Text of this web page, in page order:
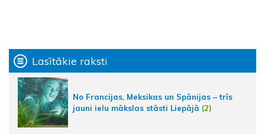
Lasītākie raksti
No Francijas, Meksikas un Spānijas – trīs
jauni ielu mākslas stāsti Liepājā (2)